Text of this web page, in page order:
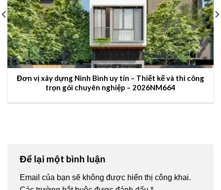
Đơn vị xây dựng Ninh Bình uy tín – Thiết kế và thi công
trọn gói chuyên nghiệp – 2026NM664
Để lại một bình luận
Email của bạn sẽ không được hiển thị công khai.